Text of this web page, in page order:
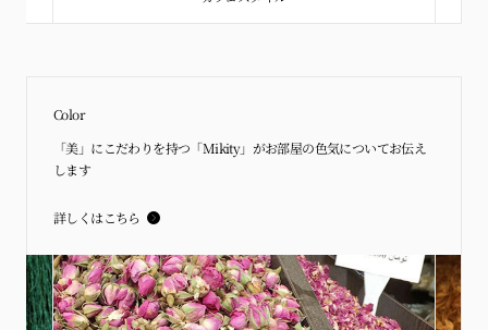
Color
「美」にこだわりを持つ「Mikity」がお部屋の色気についてお伝え
します
詳しくはこちら